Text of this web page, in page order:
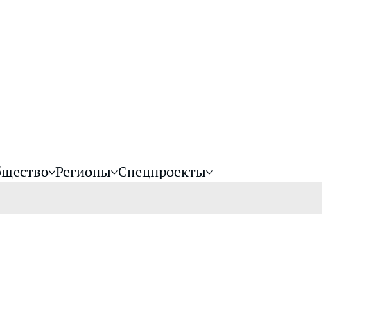
Регионы Спецпроекты